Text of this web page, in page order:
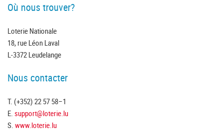
Où nous trouver?
Loterie Nationale
18, rue Léon Laval
L-3372 Leudelange
Nous contacter
T. (+352) 22 57 58–1
E. support@loterie.lu
S. www.loterie.lu